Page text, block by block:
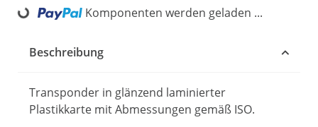
Komponenten werden geladen ...
Beschreibung
Transponder in glänzend laminierter
Plastikkarte mit Abmessungen gemäß ISO.